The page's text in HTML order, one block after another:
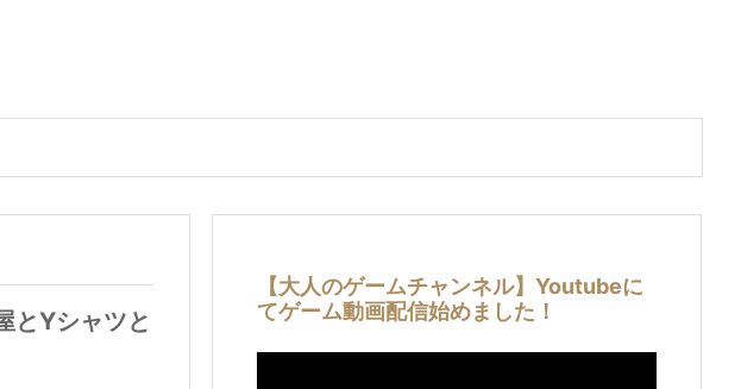
とYシャツと
【大人のゲームチャンネル】Youtubeに
てゲーム動画配信始めました！